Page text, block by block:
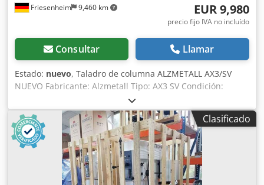
Friesenheim 9,460 km EUR 9,980
precio fijo IVA no incluído
Consultar Llamar
Estado: nuevo, Taladro de columna ALZMETALL AX3/SV
NUEVO Fabricante: Alzmetall Tipo: AX3 SV Condición:
Nuevo Capacidad de perforación de acero 40 mm Rosca de
acero M24 Fundido M30 Husillo corto MK 3 Carrera del
husillo 120 mm Proyección útil 293 mm Diámetro de la
columna 115 mm Mesa de máquina 515 x 360 mm
Distancia mesa husillo 117/701 mm Ranuras en T 2 x 14 x
224 mm Avance 0,1 + 0,2 mm/revolución Altura de la
máquina aprox. 1840 mm Peso neto aprox. 270 kg
Clasificado